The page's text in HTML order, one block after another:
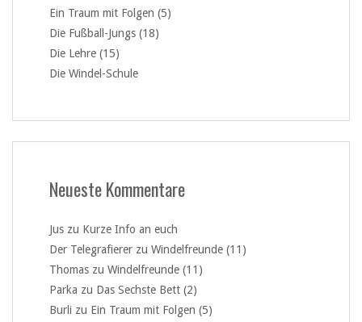
Ein Traum mit Folgen (5)
Die Fußball-Jungs (18)
Die Lehre (15)
Die Windel-Schule
Neueste Kommentare
Jus zu Kurze Info an euch
Der Telegrafierer zu Windelfreunde (11)
Thomas zu Windelfreunde (11)
Parka zu Das Sechste Bett (2)
Burli zu Ein Traum mit Folgen (5)